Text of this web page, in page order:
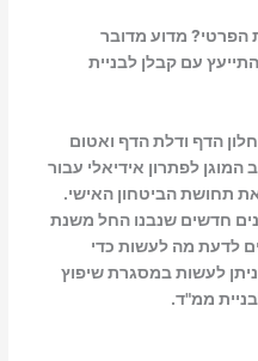
הפרטי? מדוע מדובר
עם קבלן לבניית
הדף ודלת הדף ואטום
לפתרון אידיאלי עבור
תחושת הביטחון האישי.
חדשים שנבנו החל משנת
לדעת מה לעשות כדי
לעשות במסגרת שיפוץ
ממ"ד.